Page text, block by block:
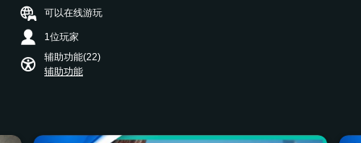
可以在线游玩
1位玩家
辅助功能(22)
辅助功能